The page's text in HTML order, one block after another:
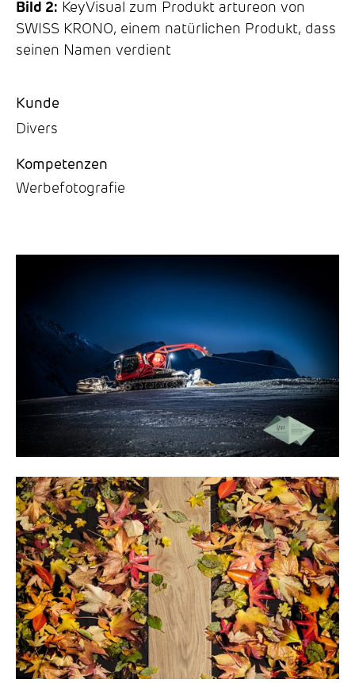
Bild 2: KeyVisual zum Produkt artureon von
SWISS KRONO, einem natürlichen Produkt, dass
seinen Namen verdient
Kunde
Divers
Kompetenzen
Werbefotografie